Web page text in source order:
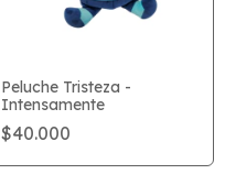
Peluche Tristeza -
Intensamente
$40.000